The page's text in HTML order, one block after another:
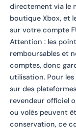
directement via le
boutique Xbox, et
sur votre compte
Attention : les
remboursables et
comptes, donc
utilisation. Pour
sur des
revendeur officiel
ou volés peuvent
conservation, ce